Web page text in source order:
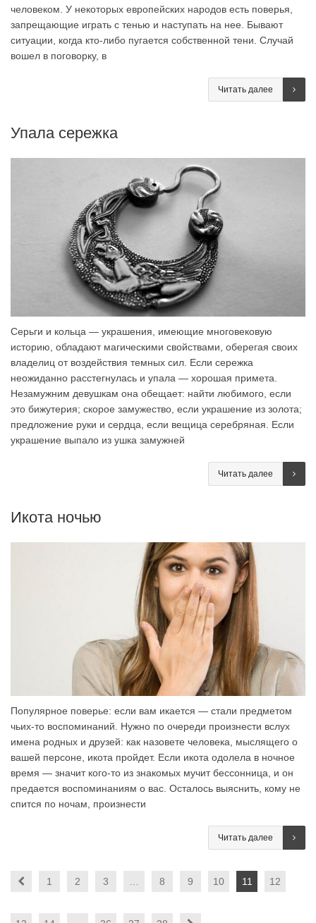
человеком. У некоторых европейских народов есть поверья,
запрещающие играть с тенью и наступать на нее. Бывают
ситуации, когда кто-либо пугается собственной тени. Случай
вошел в поговорку, в
Читать далее
Упала сережка
Серьги и кольца — украшения, имеющие многовековую
историю, обладают магическими свойствами, оберегая своих
владелиц от воздействия темных сил. Если сережка
неожиданно расстегнулась и упала — хорошая примета.
Незамужним девушкам она обещает: найти любимого, если
это бижутерия; скорое замужество, если украшение из золота;
предложение руки и сердца, если вещица серебряная. Если
украшение выпало из ушка замужней
Читать далее
Икота ночью
Популярное поверье: если вам икается — стали предметом
чьих-то воспоминаний. Нужно по очереди произнести вслух
имена родных и друзей: как назовете человека, мыслящего о
вашей персоне, икота пройдет. Если икота одолела в ночное
время — значит кого-то из знакомых мучит бессонница, и он
предается воспоминаниям о вас. Осталось выяснить, кому не
спится по ночам, произнести
Читать далее
1 2 3 … 8 9 10 11 12